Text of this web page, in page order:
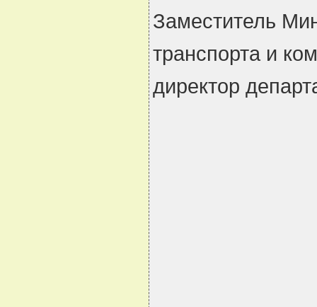
Заместитель
транспорта и
директор